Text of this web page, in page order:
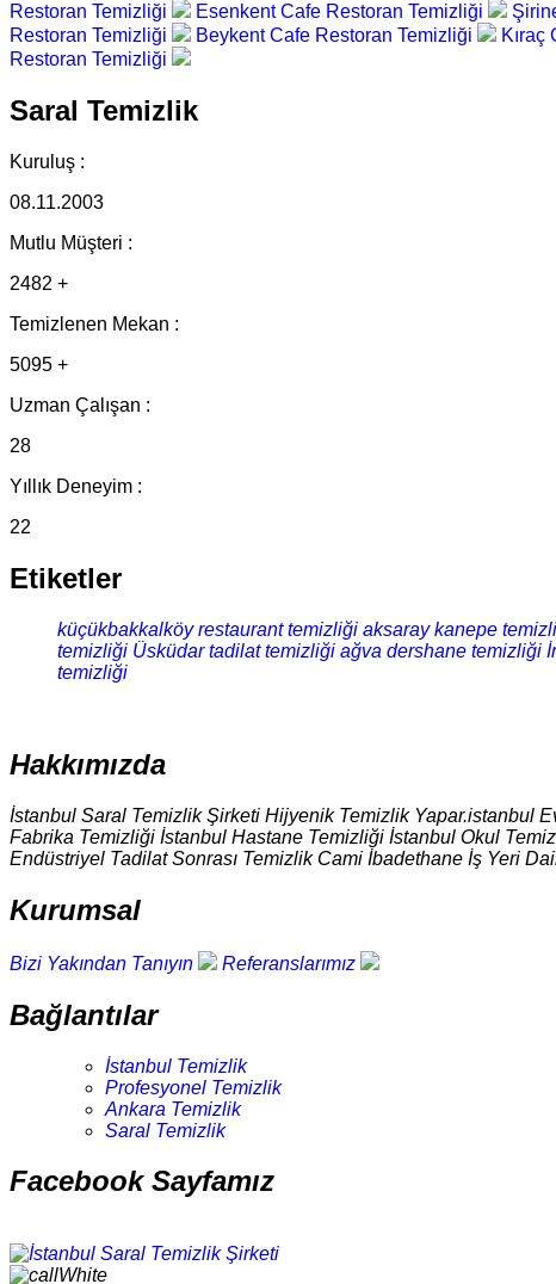
Restoran Temizliği
Esenkent Cafe Restoran Temizliği
Restoran Temizliği
Beykent Cafe Restoran Temizliği Kıraç
Restoran Temizliği
Saral Temizlik
Kuruluş :
08.11.2003
Mutlu Müşteri :
2482 +
Temizlenen Mekan :
5095 +
Uzman Çalışan :
28
Yıllık Deneyim :
22
Etiketler
küçükbakkalköy restaurant temizliği aksaray kanepe
temizliği Üsküdar tadilat temizliği ağva dershane temizliği
temizliği
Hakkımızda
İstanbul Saral Temizlik Şirketi Hijyenik Temizlik Yapar.istanbul
Fabrika Temizliği İstanbul Hastane Temizliği İstanbul Okul
Endüstriyel Tadilat Sonrası Temizlik Cami İbadethane İş Yeri
Kurumsal
Bizi Yakından Tanıyın Referanslarımız
Bağlantılar
İstanbul Temizlik
Profesyonel Temizlik
Ankara Temizlik
Saral Temizlik
Facebook Sayfamız